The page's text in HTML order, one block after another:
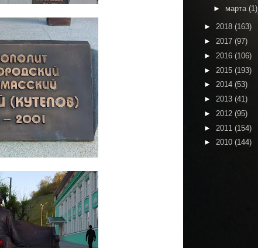
► марта (1)
► 2018 (163)
► 2017 (97)
► 2016 (106)
► 2015 (193)
► 2014 (53)
► 2013 (41)
► 2012 (95)
► 2011 (154)
► 2010 (144)